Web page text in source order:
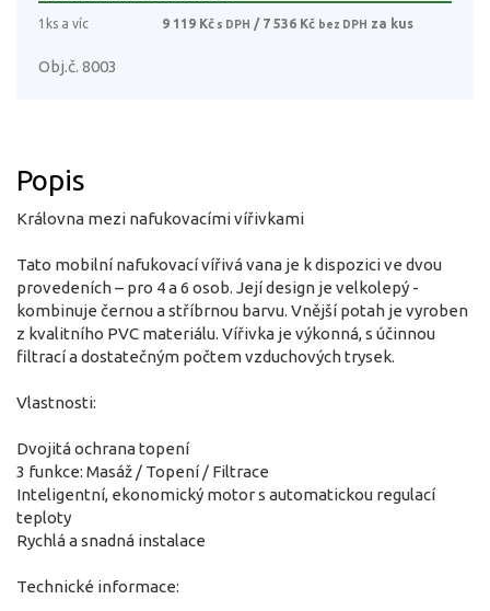
1ks a víc 9 119 Kč s DPH / 7 536 Kč bez DPH za kus
Obj.č. 8003
Popis
Královna mezi nafukovacími vířivkami
Tato mobilní nafukovací vířivá vana je k dispozici ve dvou
provedeních – pro 4 a 6 osob. Její design je velkolepý -
kombinuje černou a stříbrnou barvu. Vnější potah je vyroben
z kvalitního PVC materiálu. Vířivka je výkonná, s účinnou
filtrací a dostatečným počtem vzduchových trysek.
Vlastnosti:
Dvojitá ochrana topení
3 funkce: Masáž / Topení / Filtrace
Inteligentní, ekonomický motor s automatickou regulací
teploty
Rychlá a snadná instalace
Technické informace: